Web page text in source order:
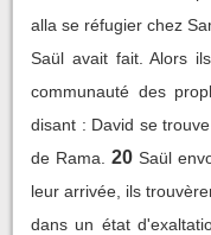
alla se réfugier chez
Saül avait fait. Alors
communauté des
disant : David se
de Rama.
20 Saül
leur arrivée, ils
dans un état